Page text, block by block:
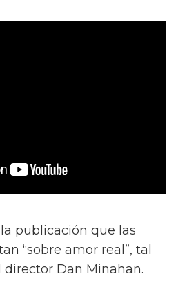
publicación que las
“sobre amor real”, tal
Dan Minahan.